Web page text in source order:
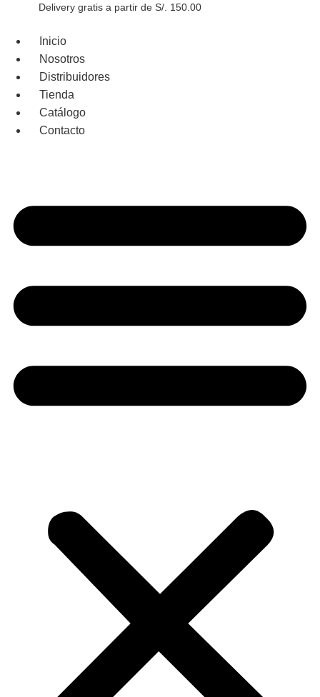
contenido
Delivery gratis a partir de S/. 150.00
Inicio
Nosotros
Distribuidores
Tienda
Catálogo
Contacto